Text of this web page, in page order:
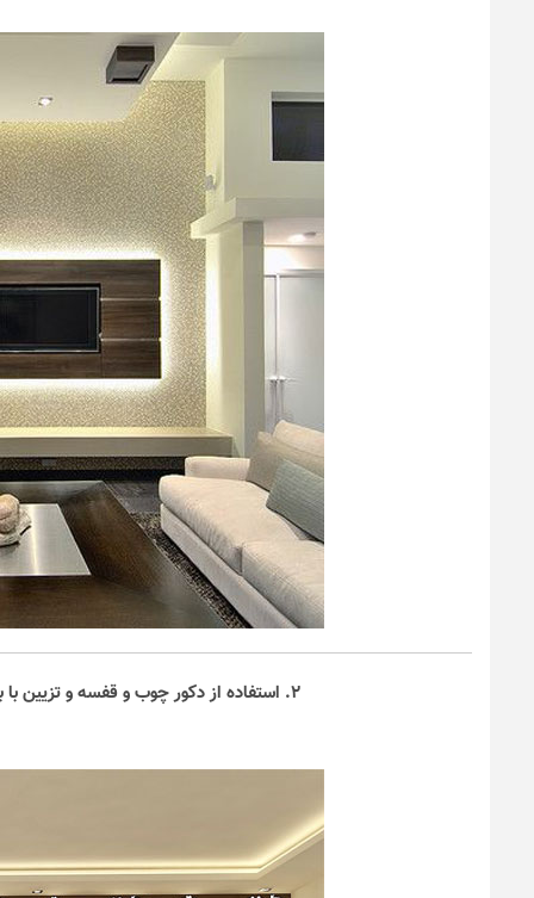
۲. استفاده از دکور چوب و قفسه و تزیین با برچسب‌های طرح گل برای دیزاین دیوار پشت تلویزیون